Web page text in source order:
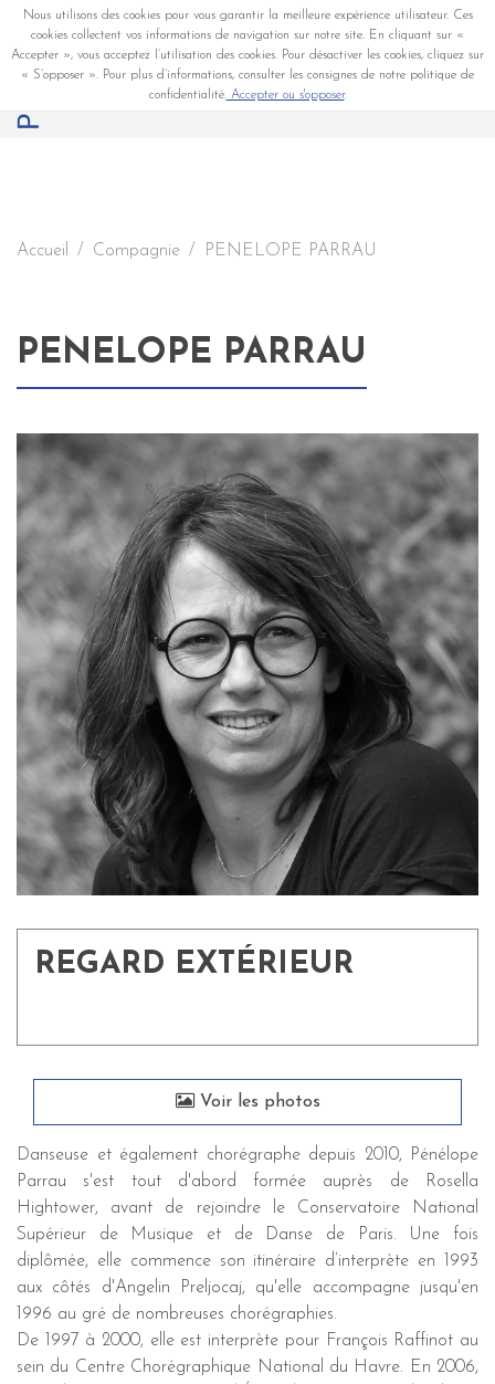
Nous utilisons des cookies pour vous garantir la meilleure expérience utilisateur. Ces
cookies collectent vos informations de navigation sur notre site. En cliquant sur «
Accepter », vous acceptez l’utilisation des cookies. Pour désactiver les cookies, cliquez sur
« S’opposer ». Pour plus d’informations, consulter les consignes de notre politique de
confidentialité.Accepter ou s'opposer.
Accueil Compagnie PENELOPE PARRAU
PENELOPE PARRAU
REGARD EXTÉRIEUR
Voir les photos
Danseuse et également chorégraphe depuis 2010, Pénélope
Parrau s'est tout d'abord formée auprès de Rosella
Hightower, avant de rejoindre le Conservatoire National
Supérieur de Musique et de Danse de Paris. Une fois
diplômée, elle commence son itinéraire d’interprète en 1993
aux côtés d'Angelin Preljocaj, qu'elle accompagne jusqu'en
1996 au gré de nombreuses chorégraphies.
De 1997 à 2000, elle est interprète pour François Raffinot au
sein du Centre Chorégraphique National du Havre. En 2006,